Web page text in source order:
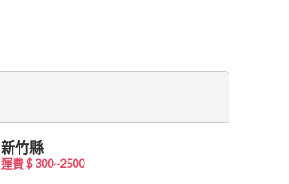
新竹縣
運費 $ 300~2500